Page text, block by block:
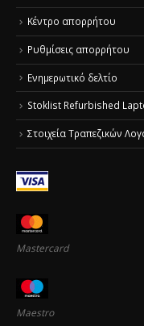
Κέντρο απορρήτου
Ρυθμίσεις απορρήτου
Ενημερωτικό δελτίο
Stoklist Refurbished
Στοιχεία Τραπεζικών
Mastercard
Maestro